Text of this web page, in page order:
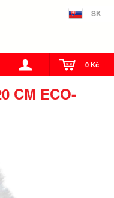
SK
0 Kč
CM ECO-